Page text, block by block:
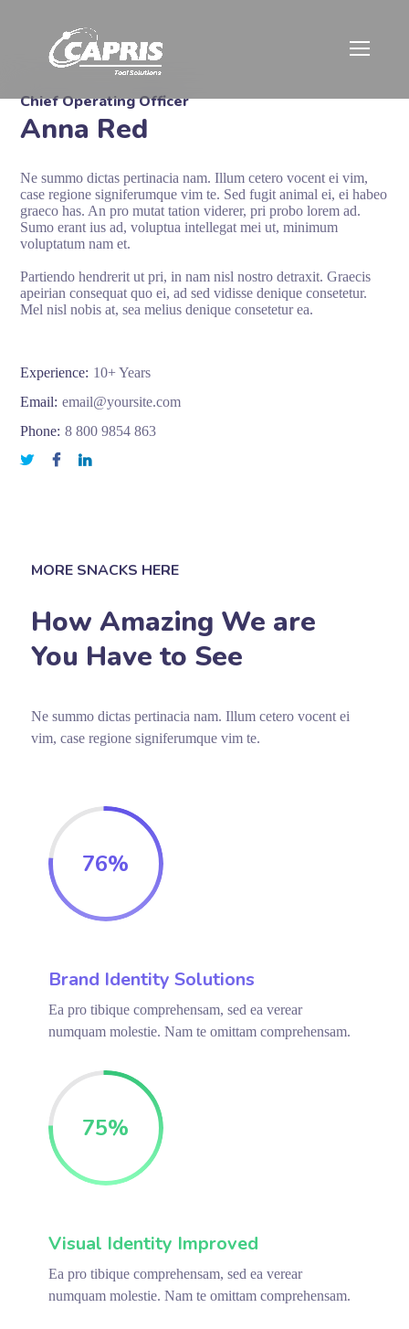
Chief Operating Officer
Anna Red
Ne summo dictas pertinacia nam. Illum cetero vocent ei vim,
case regione signiferumque vim te. Sed fugit animal ei, ei habeo
graeco has. An pro mutat tation viderer, pri probo lorem ad.
Sumo erant ius ad, voluptua intellegat mei ut, minimum
voluptatum nam et.
Partiendo hendrerit ut pri, in nam nisl nostro detraxit. Graecis
apeirian consequat quo ei, ad sed vidisse denique consetetur.
Mel nisl nobis at, sea melius denique consetetur ea.
Experience: 10+ Years
Email: email@yoursite.com
Phone: 8 800 9854 863
MORE SNACKS HERE
How Amazing We are
You Have to See
Ne summo dictas pertinacia nam. Illum cetero vocent ei
vim, case regione signiferumque vim te.
76%
Brand Identity Solutions
Ea pro tibique comprehensam, sed ea verear
numquam molestie. Nam te omittam comprehensam.
75%
Visual Identity Improved
Ea pro tibique comprehensam, sed ea verear
numquam molestie. Nam te omittam comprehensam.